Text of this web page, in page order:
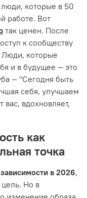
которые в 50
работе. Вот
так ценен. После
к сообществу
которые
и в будущее — это
— "Сегодня быть
себя, улучшаем
вдохновляет,
как
точка
в 2026,
Но в